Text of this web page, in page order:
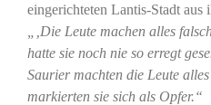
eingerichteten Lantis-Stadt aus
„‚Die Leute machen alles
hatte sie noch nie so erregt
Saurier machten die Leute
markierten sie sich als Opfer.“